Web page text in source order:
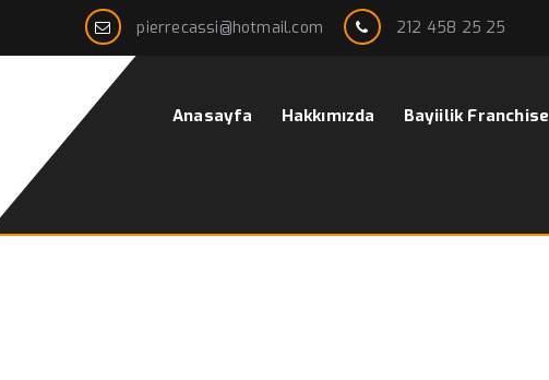
pierrecassi@hotmail.com 212 458 25 25
Anasayfa Hakkımızda Bayiilik Franchise